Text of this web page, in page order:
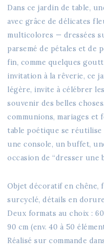
Dans ce jardin de table,
avec grâce de délicates
multicolores — dressées
parsemé de pétales et de
fin, comme quelques
invitation à la rêverie, ce
légère, invite à célébrer
souvenir des belles
communions, mariages et
table poétique se
une console, un buffet,
occasion de “dresser une
Objet décoratif en
surcyclé, détails en
Deux formats au choix :
90 cm (env. 40 à 50
Réalisé sur commande